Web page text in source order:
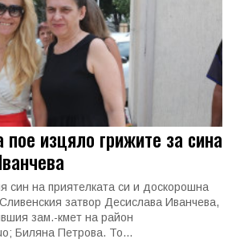
изцяло грижите за сина
син на приятелката си и доскорошна
затвор Десислава Иванчева,
зам.-кмет на район
Биляна Петрова. То...